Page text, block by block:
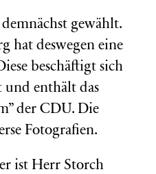
gewählt.
hat deswegen eine
beschäftigt sich
enthält das
der CDU. Die
Fotografien.
ist Herr Storch